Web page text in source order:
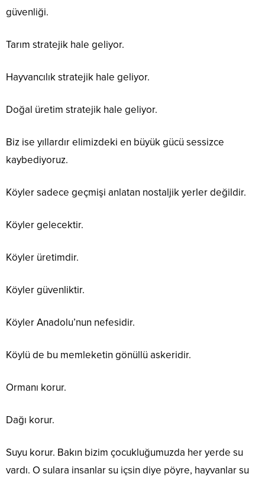
güvenliği.
Tarım stratejik hale geliyor.
Hayvancılık stratejik hale geliyor.
Doğal üretim stratejik hale geliyor.
Biz ise yıllardır elimizdeki en büyük gücü sessizce
kaybediyoruz.
Köyler sadece geçmişi anlatan nostaljik yerler değildir.
Köyler gelecektir.
Köyler üretimdir.
Köyler güvenliktir.
Köyler Anadolu’nun nefesidir.
Köylü de bu memleketin gönüllü askeridir.
Ormanı korur.
Dağı korur.
Suyu korur. Bakın bizim çocukluğumuzda her yerde su
vardı. O sulara insanlar su içsin diye pöyre, hayvanlar su